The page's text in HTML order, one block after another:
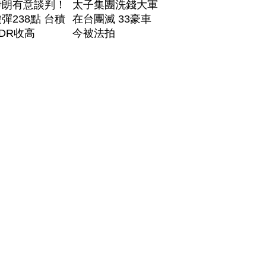
有意談判！
238點 台積
收高
太子集團洗錢大軍
在台團滅 33豪車
今被法拍